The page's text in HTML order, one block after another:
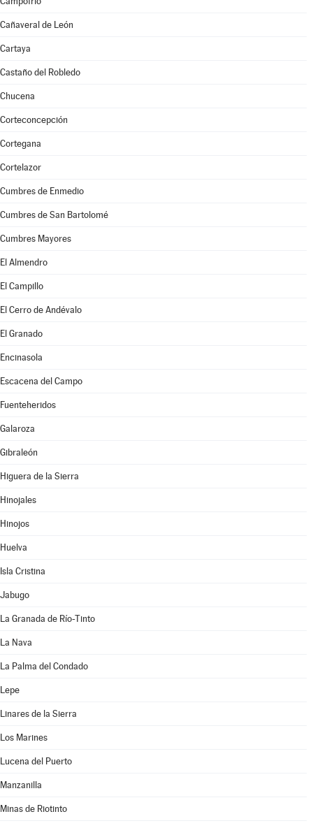
Cañaveral de León
Cartaya
Castaño del Robledo
Chucena
Corteconcepción
Cortegana
Cortelazor
Cumbres de Enmedio
Cumbres de San Bartolomé
Cumbres Mayores
El Almendro
El Campillo
El Cerro de Andévalo
El Granado
Encinasola
Escacena del Campo
Fuenteheridos
Galaroza
Gibraleón
Higuera de la Sierra
Hinojales
Hinojos
Huelva
Isla Cristina
Jabugo
La Granada de Río-Tinto
La Nava
La Palma del Condado
Lepe
Linares de la Sierra
Los Marines
Lucena del Puerto
Manzanilla
Minas de Riotinto